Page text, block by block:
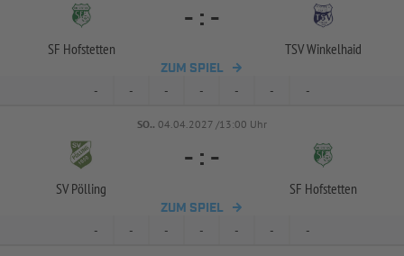
SF Hofstetten
- : -
TSV Winkelhaid
ZUM SPIEL
- - - - - - -
SO.. 04.04.2027 /13:00 Uhr
SV Pölling
- : -
SF Hofstetten
ZUM SPIEL
- - - - - - -